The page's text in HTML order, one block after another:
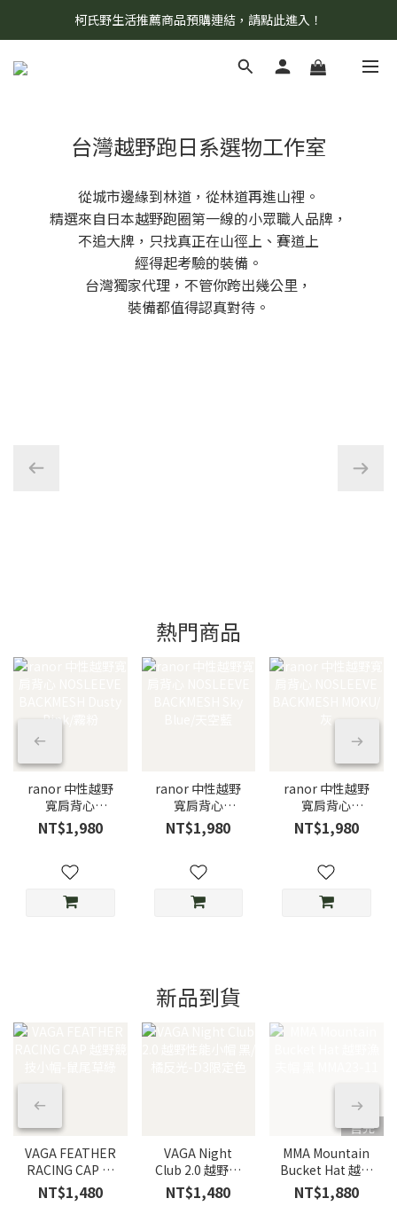
8/7 當天暫停開放工作室。請見諒！
柯氏野生活推薦商品預購連結，請點此進入！
8/7 當天暫停開放工作室。請見諒！
台灣越野跑日系選物工作室
從城市邊緣到林道，從林道再進山裡。
精選來自日本越野跑圈第一線的小眾職人品牌，
不追大牌，只找真正在山徑上、賽道上
經得起考驗的裝備。
台灣獨家代理，不管你跨出幾公里，
裝備都值得認真對待。
熱門商品
ranor 中性越野
寬肩背心
NOSLEEVE
BACKMESH
NT$1,980
ranor 中性越野
寬肩背心
NOSLEEVE
BACKMESH Sky
NT$1,980
ranor 中性越野
寬肩背心
NOSLEEVE
BACKMESH
NT$1,980
新品到貨
VAGA FEATHER
RACING CAP 越
野競技小帽-鼠尾
草綠
NT$1,480
VAGA Night
Club 2.0 越野性
能小帽 黑/橘反
光-D3限定色
NT$1,480
售完
MMA Mountain
Bucket Hat 越野
漁夫帽 黑
MMA23-11
NT$1,880